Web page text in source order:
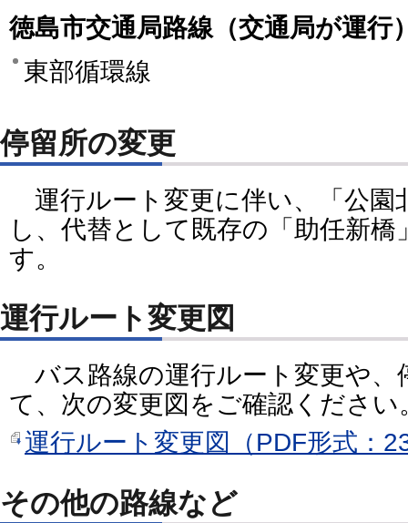
徳島市交通局路線（交通局が運行
東部循環線
停留所の変更
運行ルート変更に伴い、「公園
し、代替として既存の「助任新
す。
運行ルート変更図
バス路線の運行ルート変更や、
て、次の変更図をご確認ください
運行ルート変更図（PDF形式：
その他の路線など